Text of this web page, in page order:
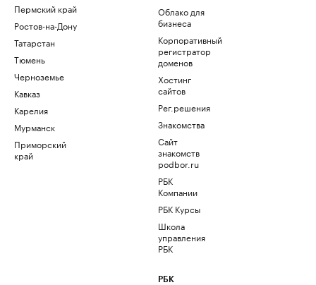
Пермский край
Ростов-на-Дону
Татарстан
Тюмень
Черноземье
Кавказ
Карелия
Мурманск
Приморский
край
Облако для
бизнеса
Корпоративный
регистратор
доменов
Хостинг
сайтов
Рег.решения
Знакомства
Сайт
знакомств
podbor.ru
РБК
Компании
РБК Курсы
Школа
управления
РБК
РБК